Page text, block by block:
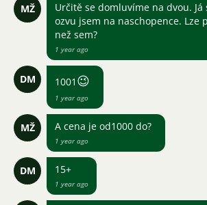
MŽ
Určitě se domluvíme na dvou. Já
ozvu jsem na naschopence. Lze
než sem?
1 year ago
DM 1001 😉
1 year ago
MŽ A cena je od1000 do?
1 year ago
DM 15+
1 year ago